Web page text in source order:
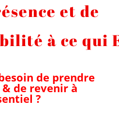
et de
à ce qui
de prendre
de revenir à
?